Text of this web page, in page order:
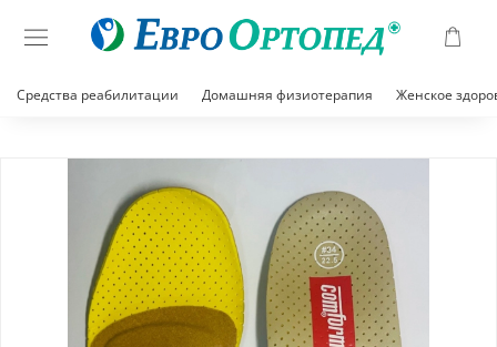
Средства реабилитации Домашняя физиотерапия Женское